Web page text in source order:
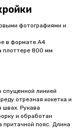
фотографиями и
в формате А4
плоттере 800 мм
спущенной линией
отрезная кокетка и
швах. Рукава
и обработан
притачной пояс. Длина